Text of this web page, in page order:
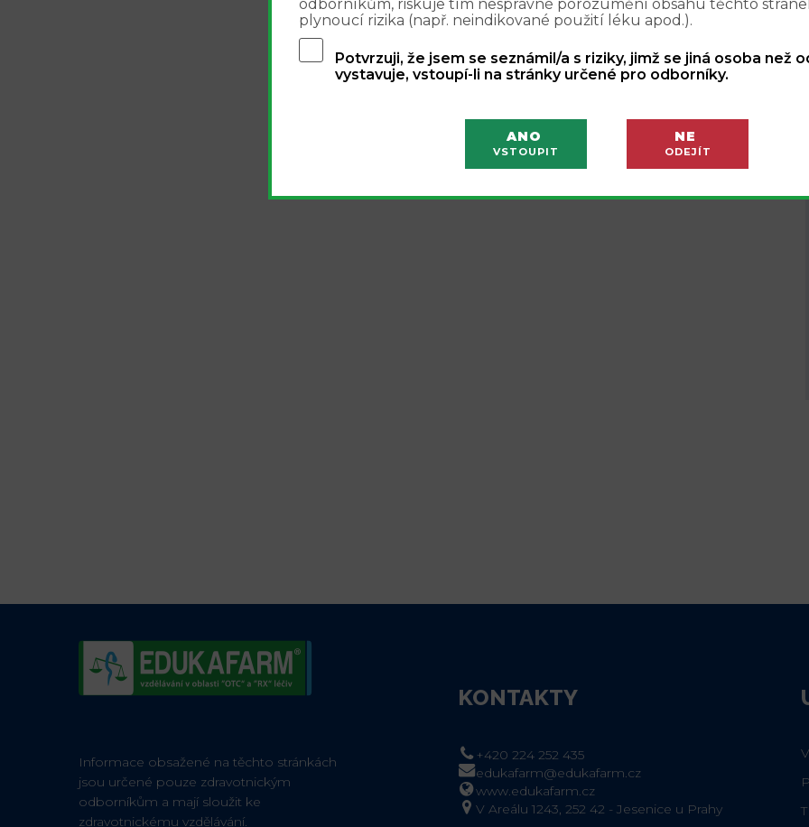
Informace obsažené na těchto stránkách
jsou určené pouze zdravotnickým
odborníkům a mají sloužit ke
zdravotnickému vzdělávání.
KONTAKTY
+420 224 252 435
edukafarm@edukafarm.cz
www.edukafarm.cz
V Areálu 1243, 252 42 - Jesenice u Prahy
odborníkům, riskuje tím nesprávné porozumění obsahu těchto
plynoucí rizika (např. neindikované použití léku apod.).
Potvrzuji, že jsem se seznámil/a s riziky, jimž se jiná osoba než
vystavuje, vstoupí-li na stránky určené pro odborníky.
ANO
VSTOUPIT
NE
ODEJÍT